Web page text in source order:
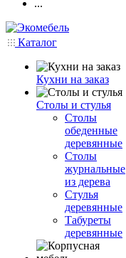
...
Каталог
Кухни на заказ
Столы и стулья
Столы
обеденные
деревянные
Столы
журнальные
из дерева
Стулья
деревянные
Табуреты
деревянные